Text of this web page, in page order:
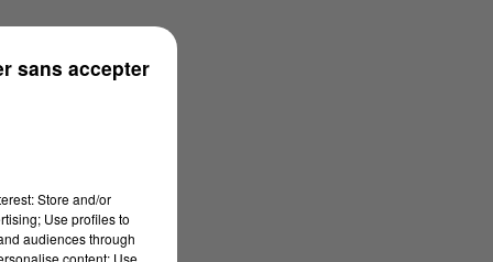
Store and/or
Use profiles to
audiences through
content; Use
sans accepter